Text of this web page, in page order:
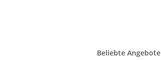
Beliebte Angebote